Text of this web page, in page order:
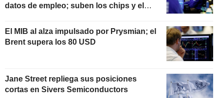
datos de empleo; suben los chips y el
El MIB al alza impulsado por Prysmian; el
Brent supera los 80 USD
Jane Street repliega sus posiciones
cortas en Sivers Semiconductors